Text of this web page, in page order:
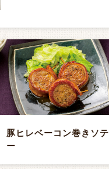
豚ヒレベーコン巻きソテ
ー